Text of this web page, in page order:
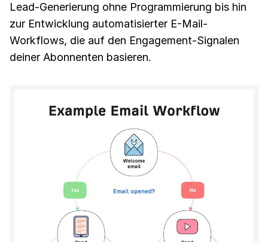
Lead-Generierung ohne Programmierung bis hin
zur Entwicklung automatisierter E-Mail-
Workflows, die auf den Engagement-Signalen
deiner Abonnenten basieren.